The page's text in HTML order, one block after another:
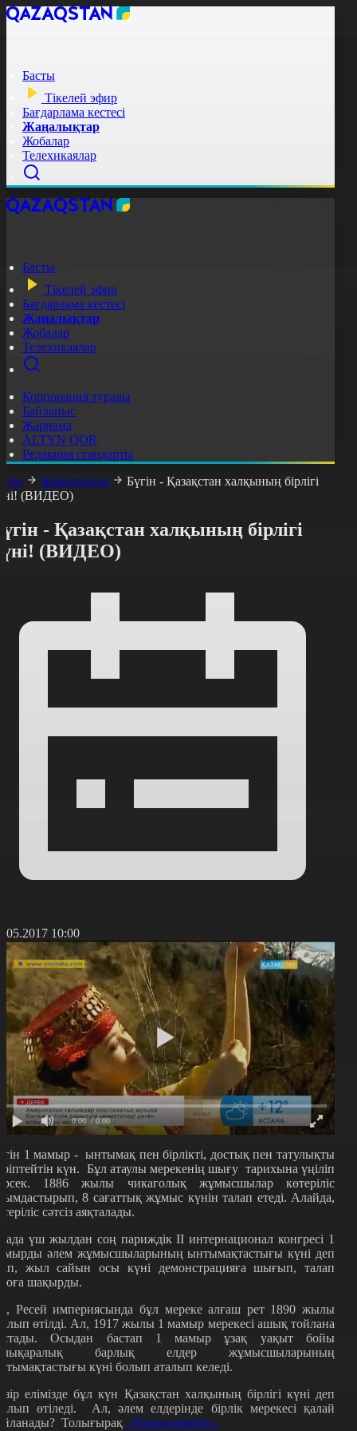
Басты
Тікелей эфир
Бағдарлама кестесі
Жаңалықтар
Жобалар
Телехикаялар
Басты
Тікелей эфир
Бағдарлама кестесі
Жаңалықтар
Жобалар
Телехикаялар
Корпорация туралы
Байланыс
Жарнама
ALTYN QOR
Редакция стандарты
Жаңалықтар
Бүгін - Қазақстан халқының бірлігі
(ВИДЕО)
- Қазақстан халқының бірлігі
(ВИДЕО)
10:00
0:00 / 0:00
1 мамыр - ынтымақ пен бірлікті, достық пен татулықты
күн. Бұл атаулы мерекенің шығу тарихына үңіліп
1886 жылы чикаголық жұмысшылар көтеріліс
8 сағаттық жұмыс күнін талап етеді. Алайда,
сәтсіз аяқталады.
үш жылдан соң париждік ІІ интернационал конгресі 1
әлем жұмысшыларының ынтымақтастығы күні деп
жыл сайын осы күні демонстрацияға шығып, талап
шақырды.
Ресей империясында бұл мереке алғаш рет 1890 жылы
өтілді. Ал, 1917 жылы 1 мамыр мерекесі ашық тойлана
Осыдан бастап 1 мамыр ұзақ уақыт бойы
барлық елдер жұмысшыларының
күні болып аталып келеді.
елімізде бұл күн Қазақстан халқының бірлігі күні деп
өтіледі. Ал, әлем елдерінде бірлік мерекесі қалай
Толығырақ «Таңшолпанда».